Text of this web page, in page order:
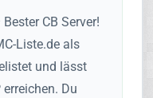
CB Server!
Liste.de als
und lässt
Du